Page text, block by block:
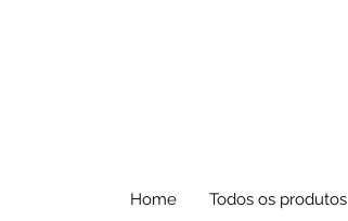
Home Todos os produtos